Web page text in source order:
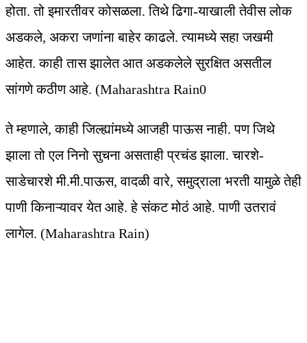
होता. तो इमारतीवर कोसळला. तिथे ढिगा-याखाली तेवीस लोक
अडकले, अकरा जणांना बाहेर काढले. त्यामध्ये सहा जखमी
आहेत. काही तास झालेत आत अडकलेले सुरक्षित असतील
सांगणे कठीण आहे. (Maharashtra Rain0
ते म्हणाले, काही जिल्ह्यांमध्ये आजही पाऊस नाही. पण जिथे
झाला तो एल निनो सुचना असताही प्रचंड झाला. चारशे-
साडेचारशे मी.मी.पाऊस, वादळी वारे, समुद्राला भरती यामुळे तेही
पाणी किनाऱ्यावर येत आहे. हे संकट मोठं आहे. पाणी उतरावं
लागेल. (Maharashtra Rain)